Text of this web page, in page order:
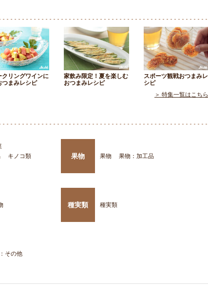
クリングワインに
つまみレシピ
家飲み限定！夏を楽しむ
おつまみレシピ
スポーツ観戦おつまみレ
シピ
＞ 特集一覧はこちら
キノコ類
果物 果物 果物：加工品
種実類 種実類
その他